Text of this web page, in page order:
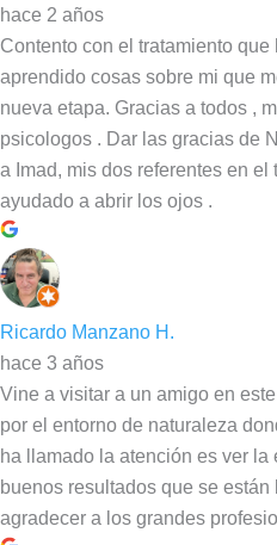
hace 2 años
Contento con el tratamiento
aprendido cosas sobre mi que
nueva etapa. Gracias a todos ,
psicologos . Dar las gracias de
a Imad, mis dos referentes en el
ayudado a abrir los ojos .
Ricardo Manzano H.
hace 3 años
Vine a visitar a un amigo en
por el entorno de naturaleza
ha llamado la atención es ver
buenos resultados que se
agradecer a los grandes